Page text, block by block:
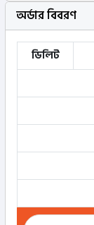
অর্ডার বিবরণ
ডিলিট